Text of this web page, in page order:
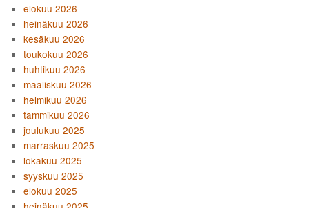
elokuu 2026
heinäkuu 2026
kesäkuu 2026
toukokuu 2026
huhtikuu 2026
maaliskuu 2026
helmikuu 2026
tammikuu 2026
joulukuu 2025
marraskuu 2025
lokakuu 2025
syyskuu 2025
elokuu 2025